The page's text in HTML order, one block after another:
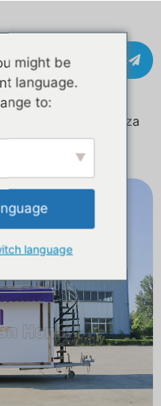
Kontakt
dvokatna prikolica za
might be
language.
to:
language